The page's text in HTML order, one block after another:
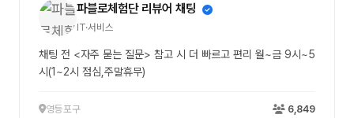
파블로체험단 리뷰어 채팅
IT·서비스
채팅 전 <자주 묻는 질문> 참고 시 더 빠르고 편리 월~금 9시~5
시(1~2시 점심,주말휴무)
영등포구 6,849